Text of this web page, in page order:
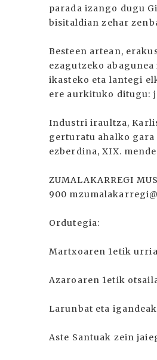
parada izango dugu
bisitaldian zehar
Besteen artean,
ezagutzeko
ikasteko eta lantegi
ere aurkituko ditugu:
Industri iraultza,
gerturatu ahalko gara
ezberdina, XIX.
ZUMALAKARREGI
900
Ordutegia:
Martxoaren 1etik
Azaroaren 1etik
Larunbat eta igandeak
Aste Santuak zein